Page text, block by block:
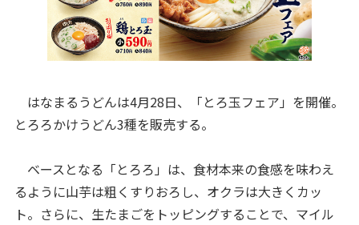
はなまるうどんは4月28日、「とろ玉フェア」を開催。
とろろかけうどん3種を販売する。
ベースとなる「とろろ」は、食材本来の食感を味わえ
るように山芋は粗くすりおろし、オクラは大きくカッ
ト。さらに、生たまごをトッピングすることで、マイル